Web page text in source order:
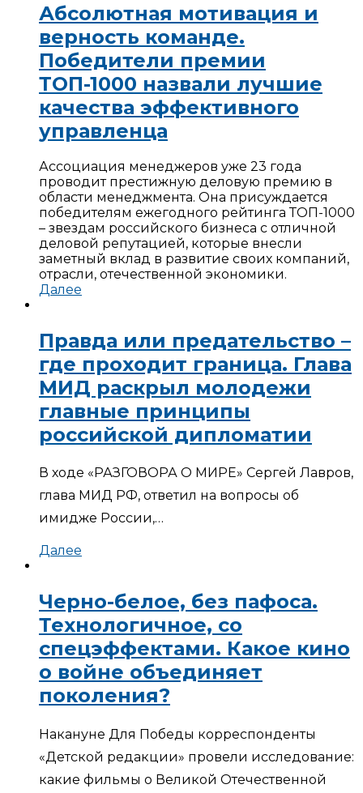
Абсолютная мотивация и
верность команде.
Победители премии
ТОП-1000 назвали лучшие
качества эффективного
управленца
Ассоциация менеджеров уже 23 года
проводит престижную деловую премию в
области менеджмента. Она присуждается
победителям ежегодного рейтинга ТОП-1000
– звездам российского бизнеса с отличной
деловой репутацией, которые внесли
заметный вклад в развитие своих компаний,
отрасли, отечественной экономики.
Далее
Правда или предательство –
где проходит граница. Глава
МИД раскрыл молодежи
главные принципы
российской дипломатии
В ходе «РАЗГОВОРА О МИРЕ» Сергей Лавров,
глава МИД РФ, ответил на вопросы об
имидже России,…
Далее
Черно-белое, без пафоса.
Технологичное, со
спецэффектами. Какое кино
о войне объединяет
поколения?
Накануне Для Победы корреспонденты
«Детской редакции» провели исследование:
какие фильмы о Великой Отечественной